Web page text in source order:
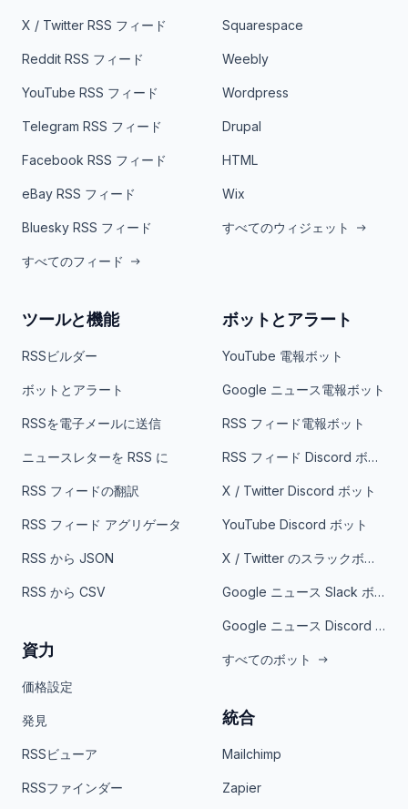
X / Twitter RSS フィード
Reddit RSS フィード
YouTube RSS フィード
Telegram RSS フィード
Facebook RSS フィード
eBay RSS フィード
Bluesky RSS フィード
すべてのフィード
Squarespace
Weebly
Wordpress
Drupal
HTML
Wix
すべてのウィジェット
ツールと機能
RSSビルダー
ボットとアラート
RSSを電子メールに送信
ニュースレターを RSS に
RSS フィードの翻訳
RSS フィード アグリゲータ
RSS から JSON
RSS から CSV
資力
価格設定
発見
RSSビューア
RSSファインダー
ボットとアラート
YouTube 電報ボット
Google ニュース電報ボット
RSS フィード電報ボット
RSS フィード Discord ボット
X / Twitter Discord ボット
YouTube Discord ボット
X / Twitter のスラックボット
Google ニュース Slack ボット
Google ニュース Discord ボット
すべてのボット
統合
Mailchimp
Zapier